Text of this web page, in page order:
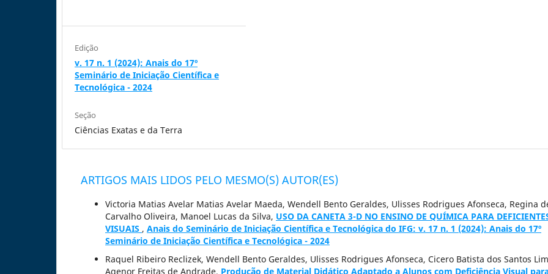
Edição
v. 17 n. 1 (2024): Anais do 17º
Seminário de Iniciação Científica e
Tecnológica - 2024
Seção
Ciências Exatas e da Terra
ARTIGOS MAIS LIDOS PELO MESMO(S) AUTOR(ES)
Victoria Matias Avelar Matias Avelar Maeda, Wendell Bento Geraldes, Ulisses Rodrigues Afonseca, Regina
Carvalho Oliveira, Manoel Lucas da Silva, USO DA CANETA 3-D NO ENSINO DE QUÍMICA PARA
VISUAIS , Anais do Seminário de Iniciação Científica e Tecnológica do IFG: v. 17 n. 1 (2024): Anais do 17º
Seminário de Iniciação Científica e Tecnológica - 2024
Raquel Ribeiro Reclizek, Wendell Bento Geraldes, Ulisses Rodrigues Afonseca, Cicero Batista dos Santos
Agenor Freitas de Andrade, Produção de Material Didático Adaptado a Alunos com Deficiência Visual